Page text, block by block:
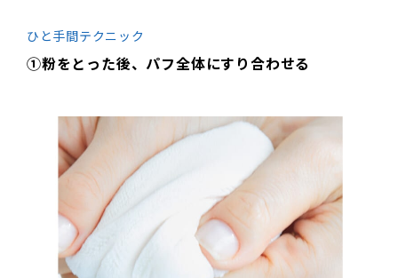
ひと手間テクニック
①粉をとった後、パフ全体にすり合わせる